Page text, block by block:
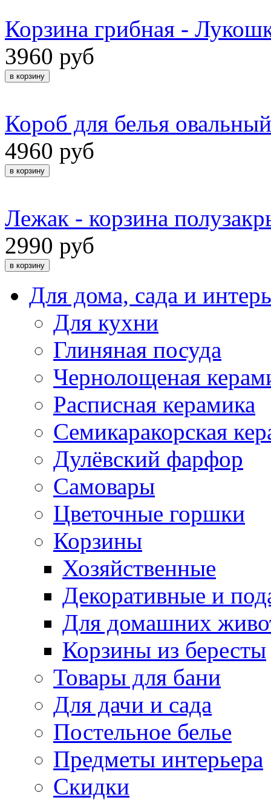
Корзина грибная -
3960 руб
Короб для белья
4960 руб
Лежак - корзина
2990 руб
Для дома, сада и
Для кухни
Глиняная посуда
Чернолощеная
Расписная керамика
Семикаракорская
Дулёвский фарфор
Самовары
Цветочные горшки
Корзины
Хозяйственные
Декоративные и
Для домашних
Корзины из бересты
Товары для бани
Для дачи и сада
Постельное белье
Предметы интерьера
Скидки